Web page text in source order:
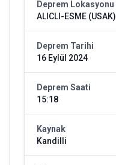
Deprem Lokasyonu
ALICLI-ESME (USAK)
Deprem Tarihi
16 Eylül 2024
Deprem Saati
15:18
Kaynak
Kandilli